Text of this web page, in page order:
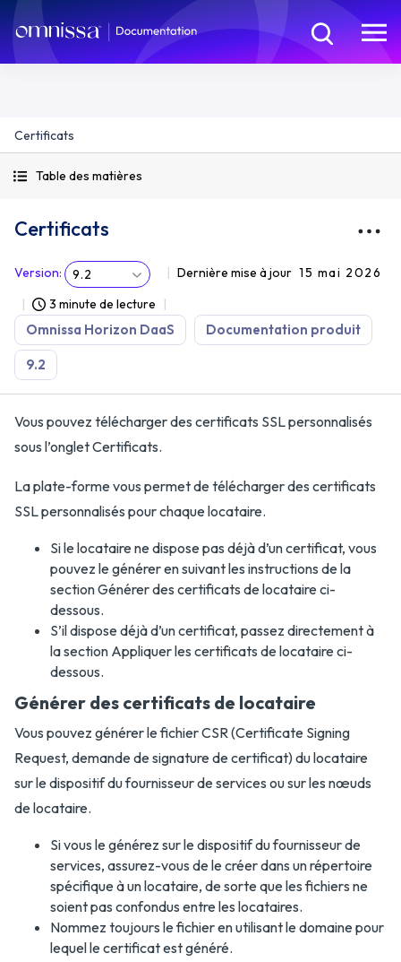
Certificats
Table des matières
Certificats
Version: 9.2 Dernière mise à jour 15 mai 2026
3 minute de lecture
Omnissa Horizon DaaS Documentation produit
9.2
Vous pouvez télécharger des certificats SSL personnalisés
sous l’onglet Certificats.
La plate-forme vous permet de télécharger des certificats
SSL personnalisés pour chaque locataire.
Si le locataire ne dispose pas déjà d’un certificat, vous
pouvez le générer en suivant les instructions de la
section Générer des certificats de locataire ci-
dessous.
S’il dispose déjà d’un certificat, passez directement à
la section Appliquer les certificats de locataire ci-
dessous.
Générer des certificats de locataire
Vous pouvez générer le fichier CSR (Certificate Signing
Request, demande de signature de certificat) du locataire
sur le dispositif du fournisseur de services ou sur les nœuds
de locataire.
Si vous le générez sur le dispositif du fournisseur de
services, assurez-vous de le créer dans un répertoire
spécifique à un locataire, de sorte que les fichiers ne
soient pas confondus entre les locataires.
Nommez toujours le fichier en utilisant le domaine pour
lequel le certificat est généré.